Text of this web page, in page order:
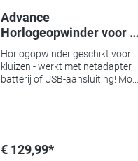
Advance
Horlogeopwinder voor 1
horloge, zwart
Horlogopwinder geschikt voor
kluizen - werkt met netadapter,
batterij of USB-aansluiting! Mooi
vooral met handige uitrusting: de
€ 129,99*